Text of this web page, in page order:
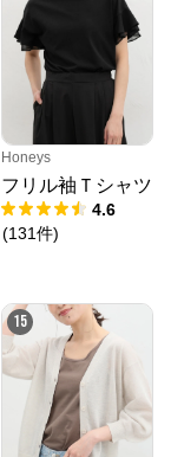
Honeys
フリル袖Ｔシャツ
4.6
(131件)
15